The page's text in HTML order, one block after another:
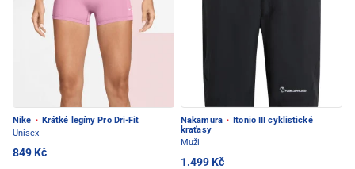
Nike · Krátké legíny Pro Dri-Fit
Unisex
849 Kč
Nakamura · Itonio III cyklistické
kraťasy
Muži
1.499 Kč